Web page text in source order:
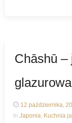
Chāshū –
12 października,
In Japonia, Kuchnia